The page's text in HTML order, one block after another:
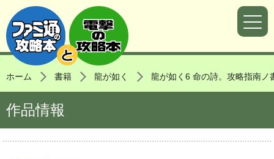
ホーム 書籍 龍が如く 龍が如く6 命の詩。攻略指南ノ
作品情報